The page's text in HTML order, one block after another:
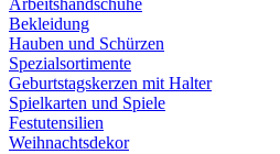
Arbeitshandschuhe
Bekleidung
Hauben und Schürzen
Spezialsortimente
Geburtstagskerzen mit Halter
Spielkarten und Spiele
Festutensilien
Weihnachtsdekor